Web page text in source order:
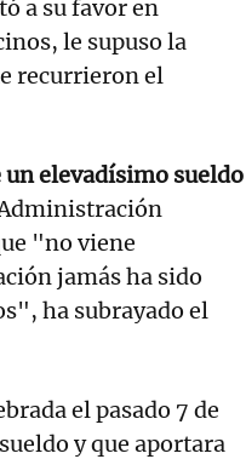
a su favor en
le supuso la
recurrieron el
elevadísimo sueldo
"no viene
jamás ha sido
ha subrayado el
el pasado 7 de
y que aportara